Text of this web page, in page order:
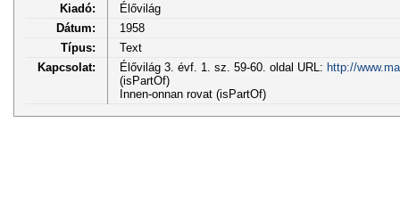
Kiadó:
Élővilág
Dátum:
1958
Típus:
Text
Kapcsolat:
Élővilág 3. évf. 1. sz. 59-60. oldal URL: http://
(isPartOf)
Innen-onnan rovat (isPartOf)